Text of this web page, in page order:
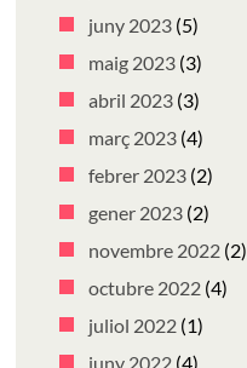
juny 2023 (5)
maig 2023 (3)
abril 2023 (3)
març 2023 (4)
febrer 2023 (2)
gener 2023 (2)
novembre 2022 (2)
octubre 2022 (4)
juliol 2022 (1)
juny 2022 (4)